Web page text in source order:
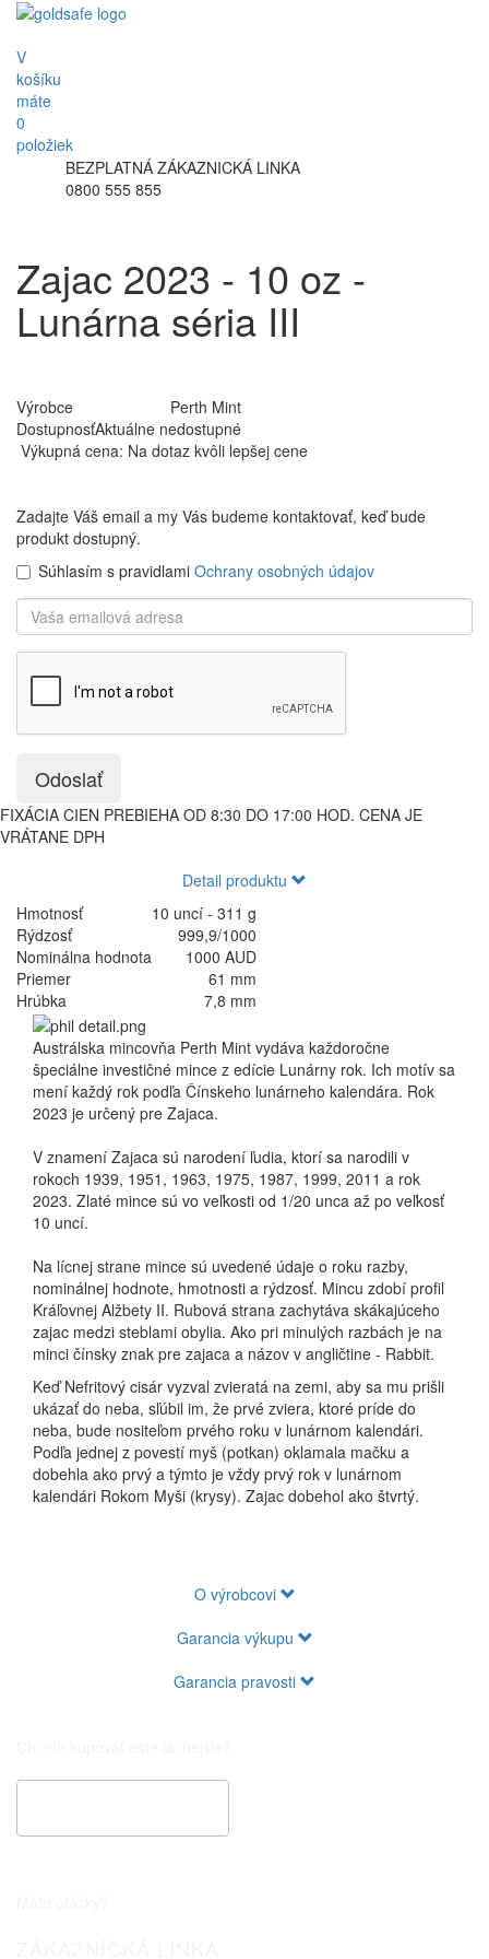
V
košíku
máte
0
položiek
BEZPLATNÁ ZÁKAZNICKÁ LINKA
0800 555 855
Zajac 2023 - 10 oz -
Lunárna séria III
Výrobce
Perth Mint
DostupnosťAktuálne nedostupné
Výkupná cena: Na dotaz kvôli lepšej cene
Zadajte Váš email a my Vás budeme kontaktovať, keď bude
produkt dostupný.
Súhlasím s pravidlami Ochrany osobných údajov
Odoslať
FIXÁCIA CIEN PREBIEHA OD 8:30 DO 17:00 HOD. CENA JE
VRÁTANE DPH
Detail produktu
Hmotnosť
10 uncí - 311 g
Rýdzosť
999,9/1000
Nominálna hodnota
1000 AUD
Priemer
61 mm
Hrúbka
7,8 mm
Austrálska mincovňa Perth Mint vydáva každoročne
špeciálne investičné mince z edície Lunárny rok. Ich motív sa
mení každý rok podľa Čínskeho lunárneho kalendára. Rok
2023 je určený pre Zajaca.
V znamení Zajaca sú narodení ľudia, ktorí sa narodili v
rokoch 1939, 1951, 1963, 1975, 1987, 1999, 2011 a rok
2023. Zlaté mince sú vo veľkosti od 1/20 unca až po veľkosť
10 uncí.
Na lícnej strane mince sú uvedené údaje o roku razby,
nominálnej hodnote, hmotnosti a rýdzosť. Mincu zdobí profil
Kráľovnej Alžbety II. Rubová strana zachytáva skákajúceho
zajac medzi steblami obylia. Ako pri minulých razbách je na
minci čínsky znak pre zajaca a názov v angličtine - Rabbit.
Keď Nefritový cisár vyzval zvieratá na zemi, aby sa mu prišli
ukázať do neba, sľúbil im, že prvé zviera, ktoré príde do
neba, bude nositeľom prvého roku v lunárnom kalendári.
Podľa jednej z povestí myš (potkan) oklamala mačku a
dobehla ako prvý a týmto je vždy prvý rok v lunárnom
kalendári Rokom Myši (krysy). Zajac dobehol ako štvrtý.
O výrobcovi
Garancia výkupu
Garancia pravosti